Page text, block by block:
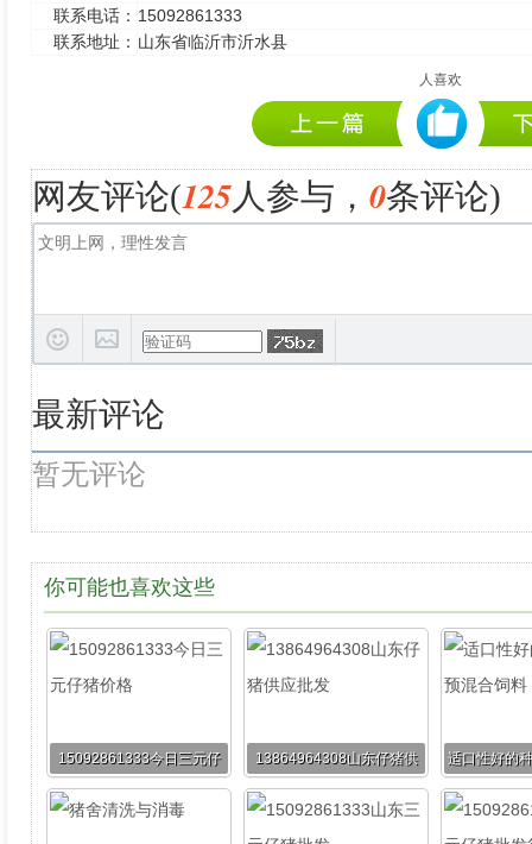
联系电话： 15092861333
联系地址： 山东省临沂市沂水县
人喜欢
网友评论(125人参与， 0条评论)
最新评论
暂无评论
你可能也喜欢这些
15092861333今日三元仔
猪价格
13864964308山东仔猪供
应批发
适口性好的